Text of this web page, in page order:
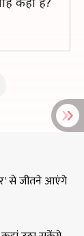
से जीतने आएंगे